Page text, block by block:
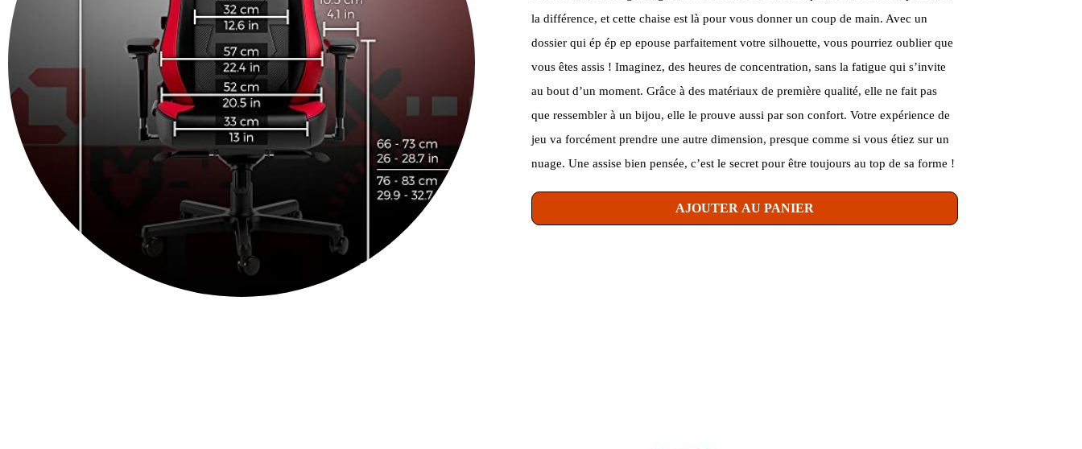
la différence, et cette chaise est là pour vous donner un coup de main. Avec un
dossier qui ép ép ep epouse parfaitement votre silhouette, vous pourriez oublier que
vous êtes assis ! Imaginez, des heures de concentration, sans la fatigue qui s’invite
au bout d’un moment. Grâce à des matériaux de première qualité, elle ne fait pas
que ressembler à un bijou, elle le prouve aussi par son confort. Votre expérience de
jeu va forcément prendre une autre dimension, presque comme si vous étiez sur un
nuage. Une assise bien pensée, c’est le secret pour être toujours au top de sa forme !
AJOUTER AU PANIER